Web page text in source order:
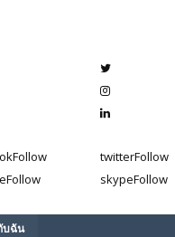
Follow twitterFollow
Follow skypeFollow
บฉัน